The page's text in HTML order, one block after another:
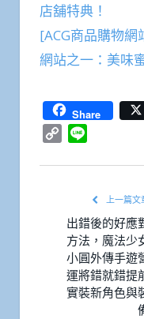
店舖特典！
[ACG商品購物
網站之一：美味
Share
Copy
上一篇文
出錯後的好應
方法，魔法少
小圓外傳手遊
運將錯就錯提
實裝新角色與